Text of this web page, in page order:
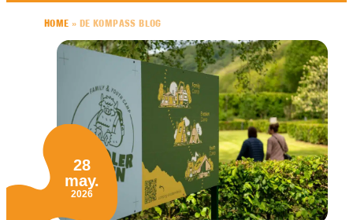
HOME » DE KOMPASS BLOG
28
may.
2026